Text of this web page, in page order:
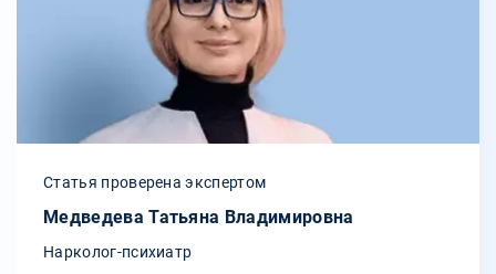
Статья проверена экспертом
Медведева Татьяна Владимировна
Нарколог-психиатр